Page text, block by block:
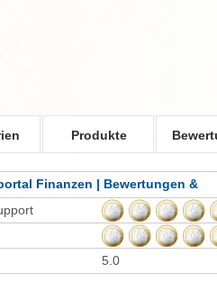
Produkte
Finanzen | Bewertungen &
5.0